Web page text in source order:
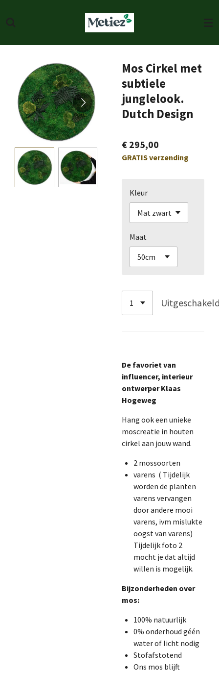
direct
de
Mos Cirkel met
subtiele
junglelook.
Dutch Design
€ 295,00
GRATIS verzending
Kleur
Maat
De favoriet van
influencer, interieur
ontwerper Klaas
Hogeweg
Hang ook een unieke
moscreatie in houten
cirkel aan jouw wand.
2 mossoorten
varens ( Tijdelijk
worden de planten
varens vervangen
door andere mooi
varens, ivm mislukte
oogst van varens)
Tijdelijk foto 2
mocht je dat altijd
willen is mogelijk.
Bijzonderheden over
mos:
100% natuurlijk
0% onderhoud géén
water of licht nodig
Stofafstotend
Ons mos blijft